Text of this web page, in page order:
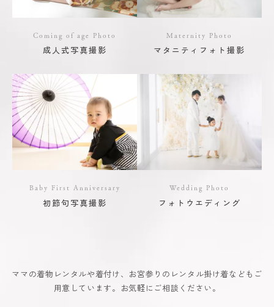
Coming of age Photo
成人式写真撮影
Maternity Photo
マタニティフォト撮影
Baby First Anniversary
初節句写真撮影
Wedding Photo
フォトウエディング
ママの着物レンタルや着付け、お宮参りのレンタル掛け着などもご
用意しています。お気軽にご相談ください。